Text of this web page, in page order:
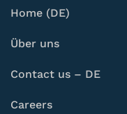
Home (DE)
Über uns
Contact us – DE
Careers